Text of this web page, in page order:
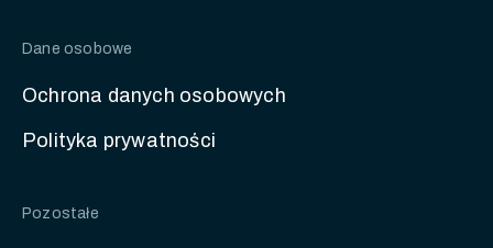
Dane osobowe
Ochrona danych osobowych
Polityka prywatności
Pozostałe